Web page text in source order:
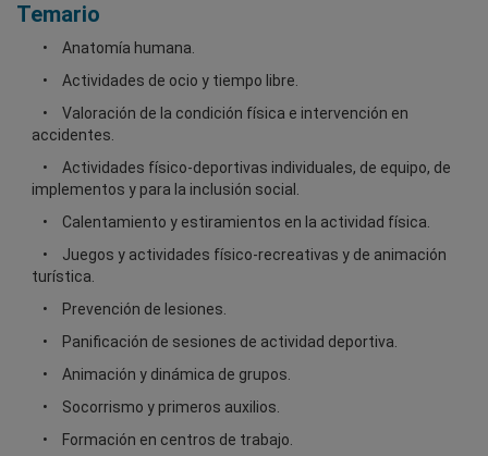
Temario
Anatomía humana.
Actividades de ocio y tiempo libre.
Valoración de la condición física e intervención en
accidentes.
Actividades físico-deportivas individuales, de equipo, de
implementos y para la inclusión social.
Calentamiento y estiramientos en la actividad física.
Juegos y actividades físico-recreativas y de animación
turística.
Prevención de lesiones.
Panificación de sesiones de actividad deportiva.
Animación y dinámica de grupos.
Socorrismo y primeros auxilios.
Formación en centros de trabajo.